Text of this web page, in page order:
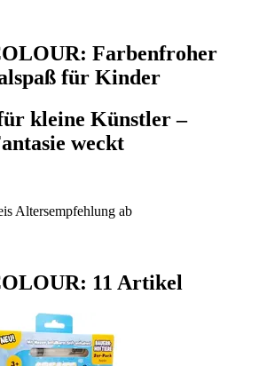
Farbenfroher
für Kinder
kleine Künstler –
weckt
Altersempfehlung ab
11 Artikel